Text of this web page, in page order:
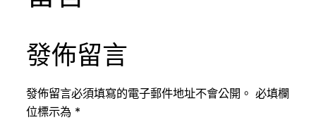
發佈留言
發佈留言必須填寫的電子郵件地址不會公開。 必填欄
位標示為 *